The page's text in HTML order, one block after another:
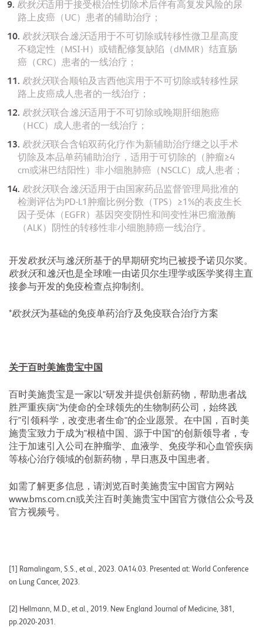
欧狄沃适用于接受根治性切除术后伴有高复发风险的尿
路上皮癌（UC）患者的辅助治疗；
欧狄沃联合逸沃适用于不可切除或转移性微卫星高度
不稳定性（MSI-H）或错配修复缺陷（dMMR）结直肠
癌（CRC）患者的一线治疗；
欧狄沃联合顺铂及吉西他滨用于不可切除或转移性尿
路上皮癌成人患者的一线治疗；
欧狄沃联合逸沃适用于不可切除或晚期肝细胞癌
（HCC）成人患者的一线治疗；
欧狄沃联合含铂双药化疗作为新辅助治疗继之以手术
切除及本品单药辅助治疗，适用于可切除的（肿瘤≥4
cm或淋巴结阳性）非小细胞肺癌（NSCLC）成人患者；
欧狄沃联合逸沃适用于由国家药品监督管理局批准的
检测评估为PD-L1肿瘤比例分数（TPS）≥1%的表皮生长
因子受体（EGFR）基因突变阴性和间变性淋巴瘤激酶
（ALK）阴性的转移性非小细胞肺癌一线治疗。
开发欧狄沃与逸沃所基于的早期研究均已被授予诺贝尔奖。
欧狄沃和逸沃也是全球唯一由诺贝尔生理学或医学奖得主直
接参与开发的免疫检查点抑制剂。
*欧狄沃为基础的免疫单药治疗及免疫联合治疗方案
关于百时美施贵宝中国
百时美施贵宝是一家以"研发并提供创新药物，帮助患者战
胜严重疾病"为使命的全球领先的生物制药公司，始终践
行"引领科学，改变患者生命"的企业愿景。在中国，百时美
施贵宝致力于成为"根植中国、源于中国"的创新领导者，专
注于加速引入公司在肿瘤学、血液学、免疫学和心血管疾病
等核心治疗领域的创新药物，早日惠及中国患者。
如需了解更多信息，请浏览百时美施贵宝中国官方网站
www.bms.com.cn或关注百时美施贵宝中国官方微信公众号及
官方视频号。
[1] Ramalingam, S.S., et al., 2023. OA14.03. Presented at: World Conference
on Lung Cancer, 2023.
[2] Hellmann, M.D., et al., 2019. New England Journal of Medicine, 381,
pp.2020-2031.